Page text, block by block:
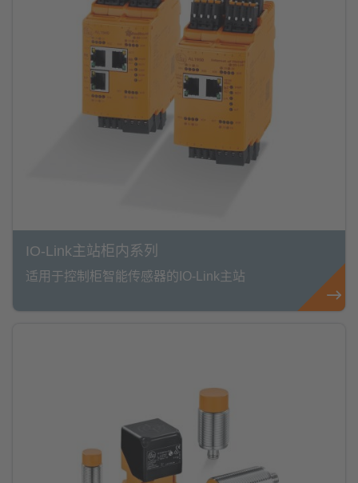
IO-Link主站柜内系列
适用于控制柜智能传感器的IO-Link主站